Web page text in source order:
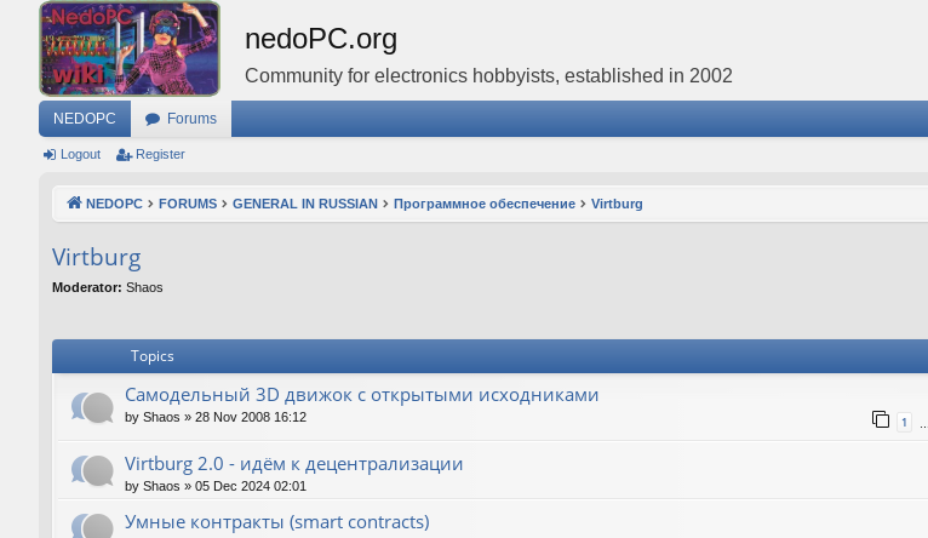
nedoPC.org
Community for electronics hobbyists, established in 2002
NEDOPC Forums
Logout Register
NEDOPC FORUMS GENERAL IN RUSSIAN Программное обеспечение Virtburg
Virtburg
Moderator: Shaos
Topics
Самодельный 3D движок с открытыми исходниками
by Shaos » 28 Nov 2008 16:12 1
Virtburg 2.0 - идём к децентрализации
by Shaos » 05 Dec 2024 02:01
Умные контракты (smart contracts)